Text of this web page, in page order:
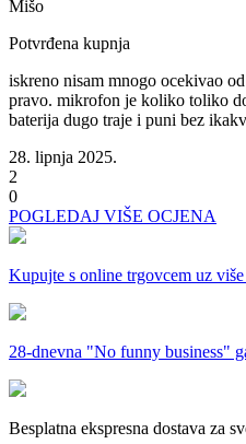
Mišo
Potvrđena kupnja
iskreno nisam mnogo ocekivao
pravo. mikrofon je koliko toliko
baterija dugo traje i puni bez
28. lipnja 2025.
2
0
POGLEDAJ VIŠE OCJENA
Kupujte s online trgovcem uz
28-dnevna "No funny business"
Besplatna ekspresna dostava za